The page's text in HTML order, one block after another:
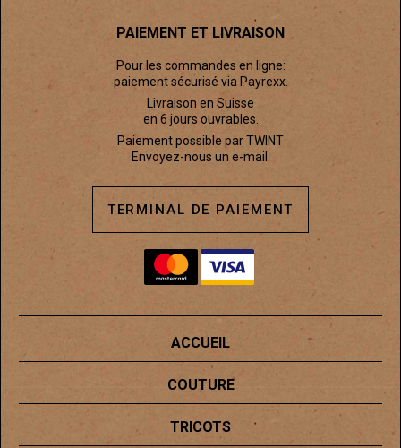
PAIEMENT ET LIVRAISON
Pour les commandes en ligne:
paiement sécurisé via Payrexx.
Livraison en Suisse
en 6 jours ouvrables.
Paiement possible par TWINT
Envoyez-nous un e-mail.
TERMINAL DE PAIEMENT
ACCUEIL
COUTURE
TRICOTS